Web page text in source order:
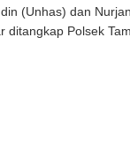
(Unhas) dan
ditangkap Polsek